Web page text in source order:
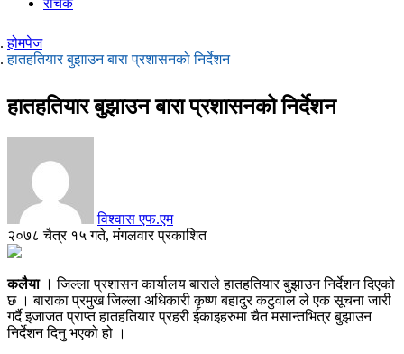
रोचक
होमपेज
हातहतियार बुझाउन बारा प्रशासनको निर्देशन
हातहतियार बुझाउन बारा प्रशासनको निर्देशन
विश्वास एफ.एम
२०७८ चैत्र १५ गते, मंगलवार प्रकाशित
कलैया ।जिल्ला प्रशासन कार्यालय बाराले हातहतियार बुझाउन निर्देशन दिएको
छ । बाराका प्रमुख जिल्ला अधिकारी कृष्ण बहादुर कटुवाल ले एक सूचना जारी
गर्दै इजाजत प्राप्त हातहतियार प्रहरी ईकाइहरुमा चैत मसान्तभित्र बुझाउन
निर्देशन दिनु भएको हो ।